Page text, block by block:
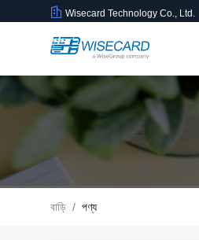
Wisecard Technology Co., Ltd.
বাড়ি / পণ্য